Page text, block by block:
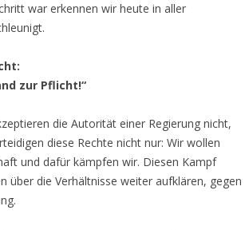
war erkennen wir heute in aller
zur Pflicht!“
die Autorität einer Regierung nicht,
diese Rechte nicht nur: Wir wollen
und dafür kämpfen wir. Diesen Kampf
über die Verhältnisse weiter aufklären, gegen